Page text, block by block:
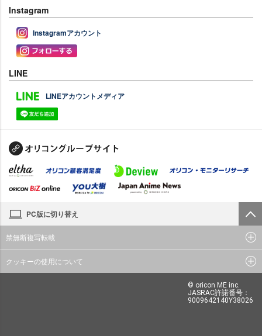
Instagram
Instagramアカウント
LINE
LINEアカウントメディア
PC版に切り替え
禁無断複写転載
クッキーの使用について
© oricon ME inc.
JASRAC許諾番号：
9009642140Y38026